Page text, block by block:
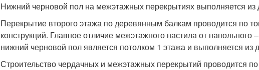
Нижний черновой пол на межэтажных перекрытиях выполняется
Перекрытие второго этажа по деревянным балкам проводится по
конструкций. Главное отличие межэтажного настила от
нижний черновой пол является потолком 1 этажа и выполняется из
Строительство чердачных и межэтажных перекрытий проводится